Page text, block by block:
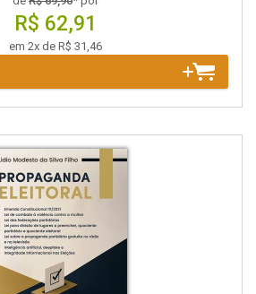
R$ 62,91
em 2x de R$ 31,46